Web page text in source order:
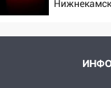
потопы и
Пять